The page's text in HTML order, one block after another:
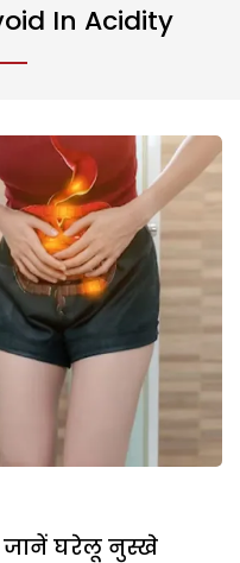
In Acidity
घरेलू नुस्खे